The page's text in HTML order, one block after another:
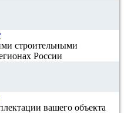
строительными
России
вашего объекта